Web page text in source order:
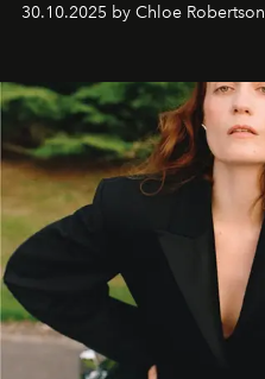
30.10.2025 by Chloe Robertson